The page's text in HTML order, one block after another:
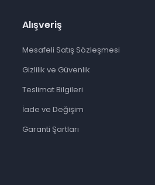
Alışveriş
Mesafeli Satış Sözleşmesi
Gizlilik ve Güvenlik
Teslimat Bilgileri
İade ve Değişim
Garanti Şartları